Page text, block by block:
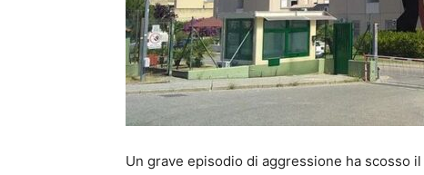
Un grave episodio di aggressione ha scosso il